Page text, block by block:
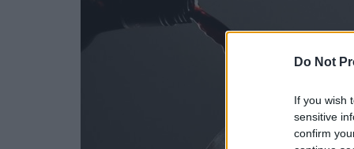
Do Not
If you wish
sensitive
confirm